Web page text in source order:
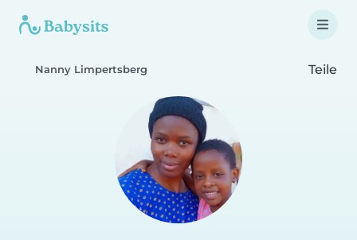
Nanny Limpertsberg Teile